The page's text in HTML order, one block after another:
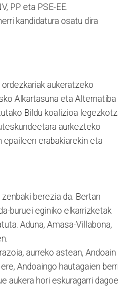
PP eta PSE-EE.
kandidatura osatu dira
aukeratzeko
Alkartasuna eta Alternatiba
Bildu koalizioa
aurkezteko
epaileen erabakiarekin eta
berezia da. Bertan
buruei eginiko elkarrizketak
Aduna, Amasa-Villabona,
aurreko astean, Andoain
Andoaingo hautagaien
aukera hori eskuragarri